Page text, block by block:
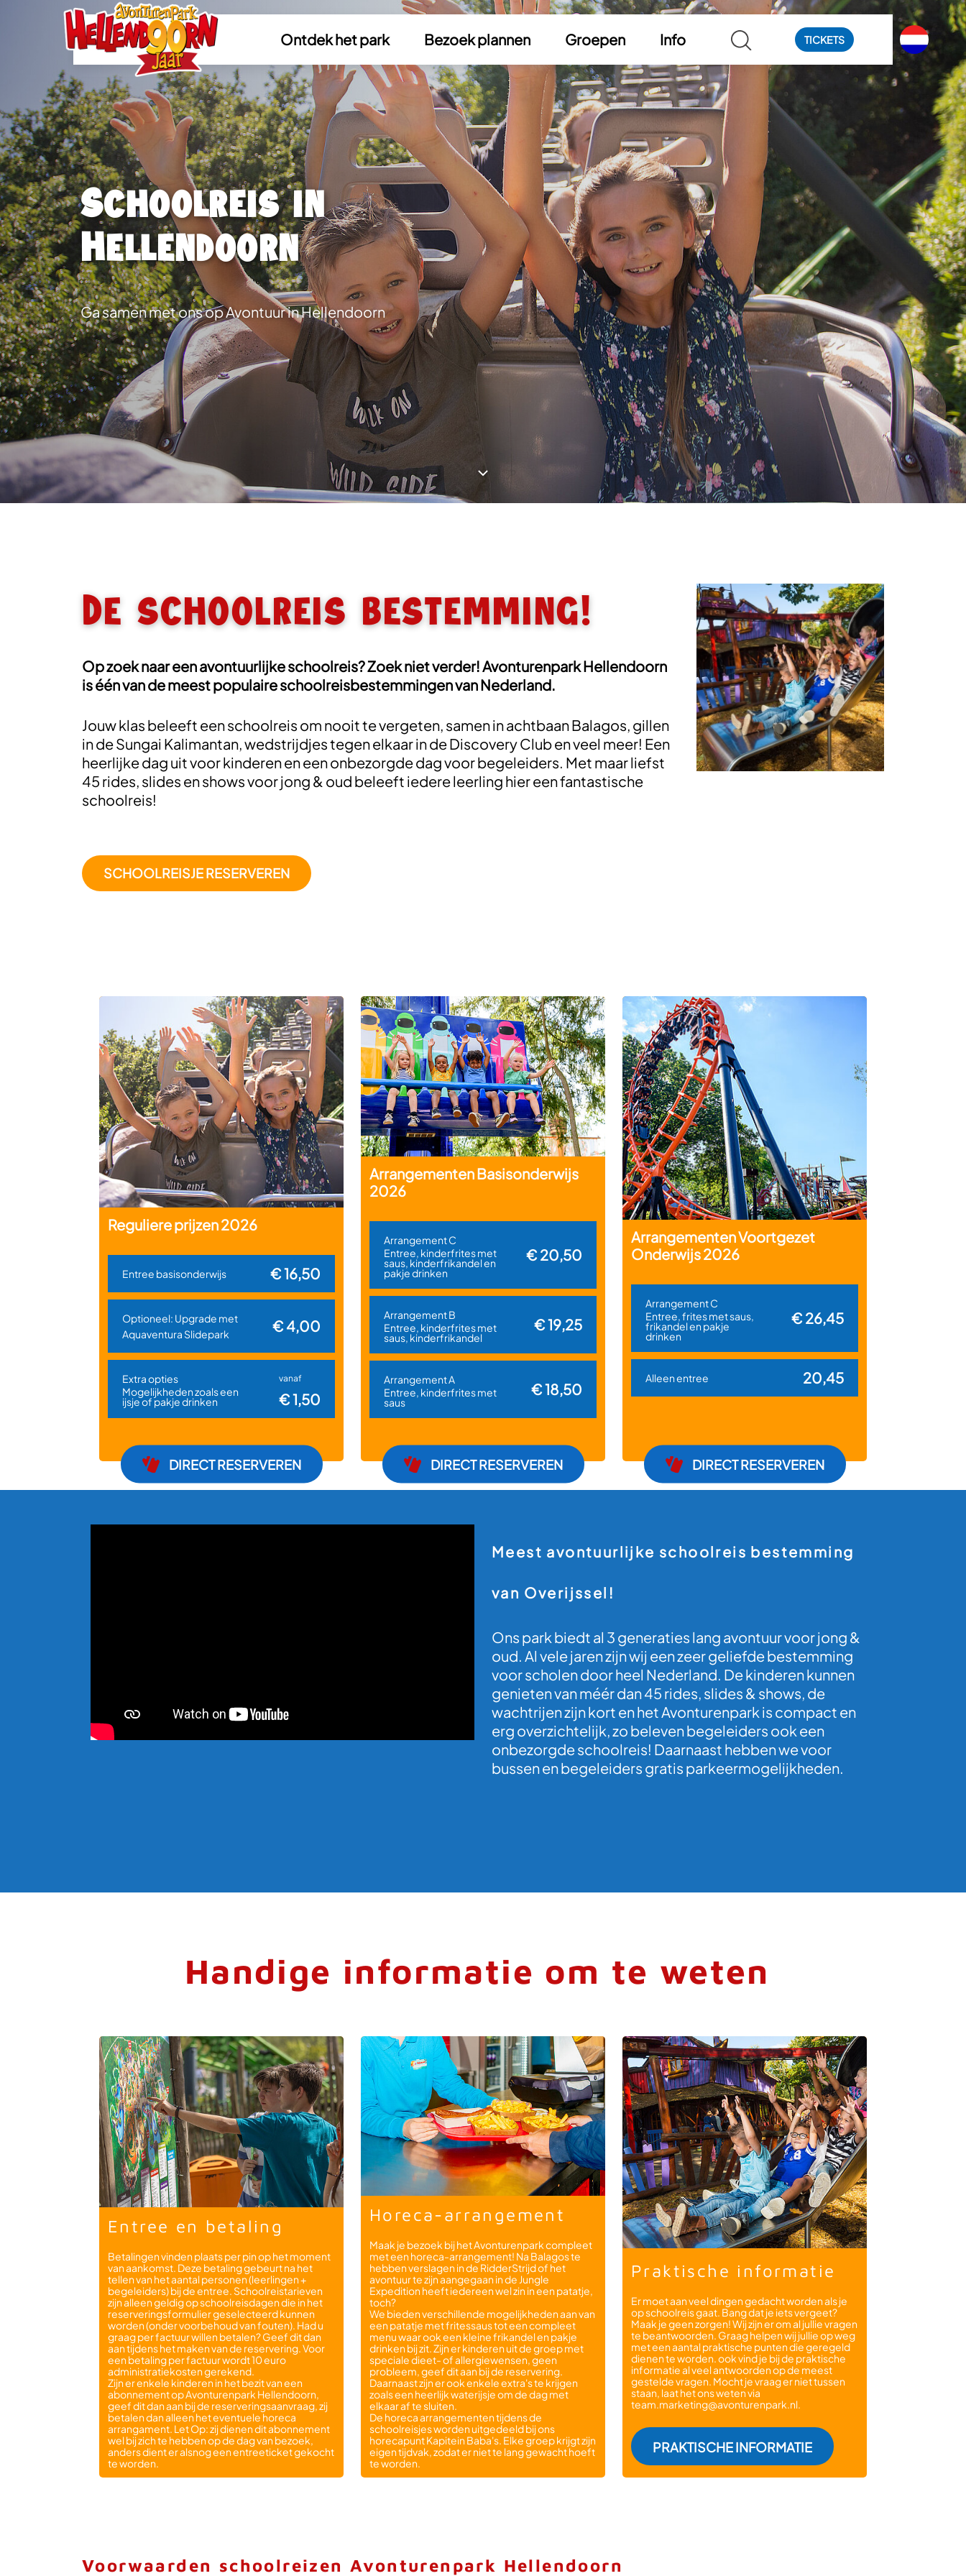
Ontdek het park Bezoek plannen Groepen Info TICKETS
Schoolreis in
Hellendoorn
Ga samen met ons op Avontuur in Hellendoorn
Dé schoolreis bestemming!
Op zoek naar een avontuurlijke schoolreis? Zoek niet verder! Avonturenpark Hellendoorn
is één van de meest populaire schoolreisbestemmingen van Nederland.
Jouw klas beleeft een schoolreis om nooit te vergeten, samen in achtbaan Balagos, gillen
in de Sungai Kalimantan, wedstrijdjes tegen elkaar in de Discovery Club en veel meer! Een
heerlijke dag uit voor kinderen en een onbezorgde dag voor begeleiders. Met maar liefst
45 rides, slides en shows voor jong & oud beleeft iedere leerling hier een fantastische
schoolreis!
SCHOOLREISJE RESERVEREN
Reguliere prijzen 2026
Entree basisonderwijs € 16,50
Optioneel: Upgrade met
Aquaventura Slidepark
€ 4,00
Extra opties
Mogelijkheden zoals een
ijsje of pakje drinken
vanaf
€ 1,50
DIRECT RESERVEREN
Arrangementen Basisonderwijs
2026
Arrangement C
Entree, kinderfrites met
saus, kinderfrikandel en
pakje drinken
€ 20,50
Arrangement B
Entree, kinderfrites met
saus, kinderfrikandel
€ 19,25
Arrangement A
Entree, kinderfrites met
saus
€ 18,50
DIRECT RESERVEREN
Arrangementen Voortgezet
Onderwijs 2026
Arrangement C
Entree, frites met saus,
frikandel en pakje
drinken
€ 26,45
Alleen entree 20,45
DIRECT RESERVEREN
Meest avontuurlijke schoolreis bestemming
van Overijssel!
Ons park biedt al 3 generaties lang avontuur voor jong &
oud. Al vele jaren zijn wij een zeer geliefde bestemming
voor scholen door heel Nederland. De kinderen kunnen
genieten van méér dan 45 rides, slides & shows, de
wachtrijen zijn kort en het Avonturenpark is compact en
erg overzichtelijk, zo beleven begeleiders ook een
onbezorgde schoolreis! Daarnaast hebben we voor
bussen en begeleiders gratis parkeermogelijkheden.
Handige informatie om te weten
Entree en betaling
Betalingen vinden plaats per pin op het moment
van aankomst. Deze betaling gebeurt na het
tellen van het aantal personen (leerlingen +
begeleiders) bij de entree. Schoolreistarieven
zijn alleen geldig op schoolreisdagen die in het
reserveringsformulier geselecteerd kunnen
worden (onder voorbehoud van fouten). Had u
graag per factuur willen betalen? Geef dit dan
aan tijdens het maken van de reservering. Voor
een betaling per factuur wordt 10 euro
administratiekosten gerekend.
Zijn er enkele kinderen in het bezit van een
abonnement op Avonturenpark Hellendoorn,
geef dit dan aan bij de reserveringsaanvraag, zij
betalen dan alleen het eventuele horeca
arrangament. Let Op: zij dienen dit abonnement
wel bij zich te hebben op de dag van bezoek,
anders dient er alsnog een entreeticket gekocht
te worden.
Horeca-arrangement
Maak je bezoek bij het Avonturenpark compleet
met een horeca-arrangement! Na Balagos te
hebben verslagen in de RidderStrijd of het
avontuur te zijn aangegaan in de Jungle
Expedition heeft iedereen wel zin in een patatje,
toch?
We bieden verschillende mogelijkheden aan van
een patatje met fritessaus tot een compleet
menu waar ook een kleine frikandel en pakje
drinken bij zit. Zijn er kinderen uit de groep met
speciale dieet- of allergiewensen, geen
probleem, geef dit aan bij de reservering.
Daarnaast zijn er ook enkele extra's te krijgen
zoals een heerlijk waterijsje om de dag met
elkaar af te sluiten.
De horeca arrangementen tijdens de
schoolreisjes worden uitgedeeld bij ons
horecapunt Kapitein Baba's. Elke groep krijgt zijn
eigen tijdvak, zodat er niet te lang gewacht hoeft
te worden.
Praktische informatie
Er moet aan veel dingen gedacht worden als je
op schoolreis gaat. Bang dat je iets vergeet?
Maak je geen zorgen! Wij zijn er om al jullie vragen
te beantwoorden. Graag helpen wij jullie op weg
met een aantal praktische punten die geregeld
dienen te worden. ook vind je bij de praktische
informatie al veel antwoorden op de meest
gestelde vragen. Mocht je vraag er niet tussen
staan, laat het ons weten via
team.marketing@avonturenpark.nl.
PRAKTISCHE INFORMATIE: PRAKTISCHE
Voorwaarden schoolreizen Avonturenpark Hellendoorn